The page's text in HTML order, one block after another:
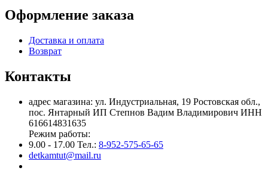
Оформление заказа
Доставка и оплата
Возврат
Контакты
адрес магазина: ул. Индустриальная, 19 Ростовская обл.,
пос. Янтарный ИП Степнов Вадим Владимирович ИНН
616614831635
Режим работы:
9.00 - 17.00 Тел.: 8-952-575-65-65
detkamtut@mail.ru